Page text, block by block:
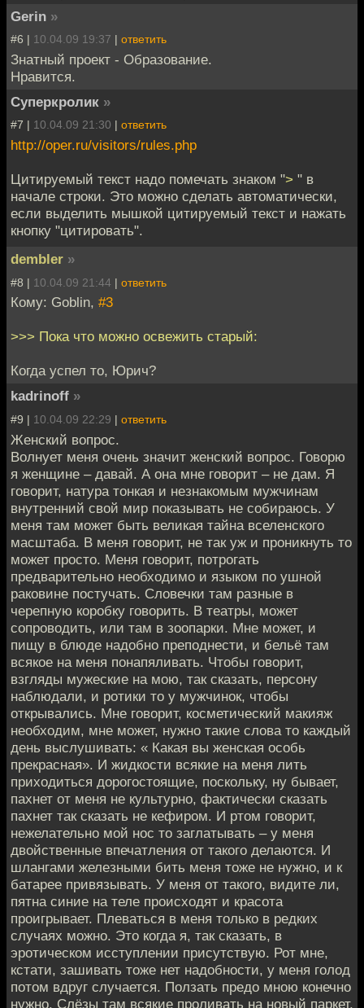
Gerin »
#6 | 10.04.09 19:37 | ответить
Знатный проект - Образование.
Нравится.
Суперкролик »
#7 | 10.04.09 21:30 | ответить
http://oper.ru/visitors/rules.php
Цитируемый текст надо помечать знаком "> " в
начале строки. Это можно сделать автоматически,
если выделить мышкой цитируемый текст и нажать
кнопку "цитировать".
dembler »
#8 | 10.04.09 21:44 | ответить
Кому: Goblin, #3
>>> Пока что можно освежить старый:
Когда успел то, Юрич?
kadrinoff »
#9 | 10.04.09 22:29 | ответить
Женский вопрос.
Волнует меня очень значит женский вопрос. Говорю
я женщине – давай. А она мне говорит – не дам. Я
говорит, натура тонкая и незнакомым мужчинам
внутренний свой мир показывать не собираюсь. У
меня там может быть великая тайна вселенского
масштаба. В меня говорит, не так уж и проникнуть то
может просто. Меня говорит, потрогать
предварительно необходимо и языком по ушной
раковине постучать. Словечки там разные в
черепную коробку говорить. В театры, может
сопроводить, или там в зоопарки. Мне может, и
пищу в блюде надобно преподнести, и бельё там
всякое на меня понапяливать. Чтобы говорит,
взгляды мужеские на мою, так сказать, персону
наблюдали, и ротики то у мужчинок, чтобы
открывались. Мне говорит, косметический макияж
необходим, мне может, нужно такие слова то каждый
день выслушивать: « Какая вы женская особь
прекрасная». И жидкости всякие на меня лить
приходиться дорогостоящие, поскольку, ну бывает,
пахнет от меня не культурно, фактически сказать
пахнет так сказать не кефиром. И ртом говорит,
нежелательно мой нос то заглатывать – у меня
двойственные впечатления от такого делаются. И
шлангами железными бить меня тоже не нужно, и к
батарее привязывать. У меня от такого, видите ли,
пятна синие на теле происходят и красота
проигрывает. Плеваться в меня только в редких
случаях можно. Это когда я, так сказать, в
эротическом исступлении присутствую. Рот мне,
кстати, зашивать тоже нет надобности, у меня голод
потом вдруг случается. Ползать предо мною конечно
нужно. Слёзы там всякие проливать на новый паркет,